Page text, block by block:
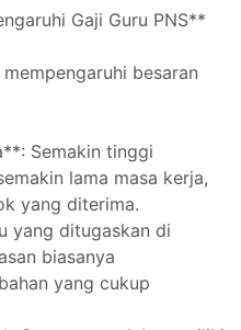
Gaji Guru PNS**
besaran
Semakin tinggi
lama masa kerja,
yang diterima.
yang ditugaskan di
biasanya
yang cukup